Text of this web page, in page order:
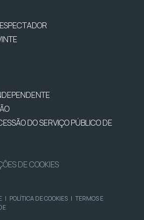
DO SERVIÇO PÚBLICO DE
DE COOKIES
| POLÍTICA DE COOKIES | TERMOS E